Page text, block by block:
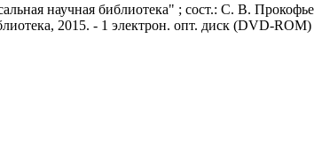
научная библиотека" ; сост.: С. В.
2015. - 1 электрон. опт. диск (DVD-